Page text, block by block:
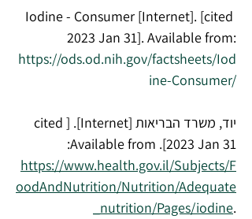
Iodine - Consumer [Internet]. [cited
2023 Jan 31]. Available from:
https://ods.od.nih.gov/factsheets/Iod
ine-Consumer/
יוד, משרד הבריאות [Internet]. [cited
2023 Jan 31]. Available from:
https://www.health.gov.il/Subjects/F
oodAndNutrition/Nutrition/Adequate
_nutrition/Pages/iodine.